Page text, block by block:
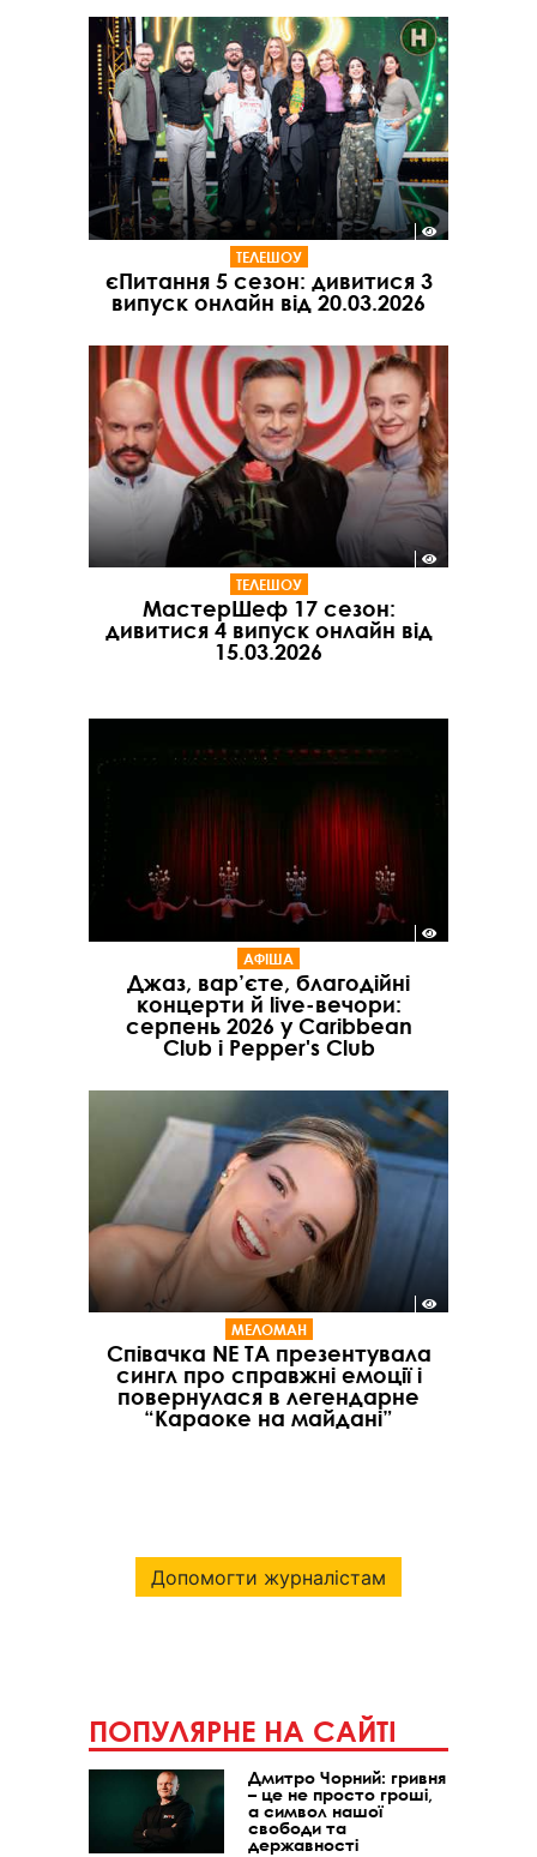
ТЕЛЕШОУ
єПитання 5 сезон: дивитися 3
випуск онлайн від 20.03.2026
ТЕЛЕШОУ
МастерШеф 17 сезон:
дивитися 4 випуск онлайн від
15.03.2026
АФІША
Джаз, вар’єте, благодійні
концерти й live-вечори:
серпень 2026 у Caribbean
Club і Pepper's Club
МЕЛОМАН
Співачка NE TA презентувала
сингл про справжні емоції і
повернулася в легендарне
“Караоке на майдані”
Допомогти журналістам
ПОПУЛЯРНЕ НА САЙТІ
Дмитро Чорний: гривня
– це не просто гроші,
а символ нашої
свободи та
державності